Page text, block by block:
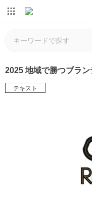
2025 地域で勝つブラ
テキスト